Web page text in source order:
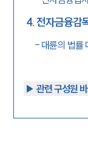
4.전자금융감
- 대륜의 법률
▶︎ 관련 구성원